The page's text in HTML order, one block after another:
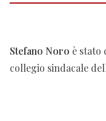
Stefano Noro è stato
collegio sindacale